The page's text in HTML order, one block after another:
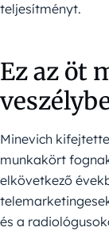
teljesítményt.
Ez az öt
Minevich
munkakört
elkövetkező
és a